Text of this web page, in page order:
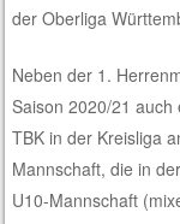
der Oberliga
Neben der 1.
Saison 2020/21
TBK in der Kreisliga
Mannschaft, die in
U10-Mannschaft